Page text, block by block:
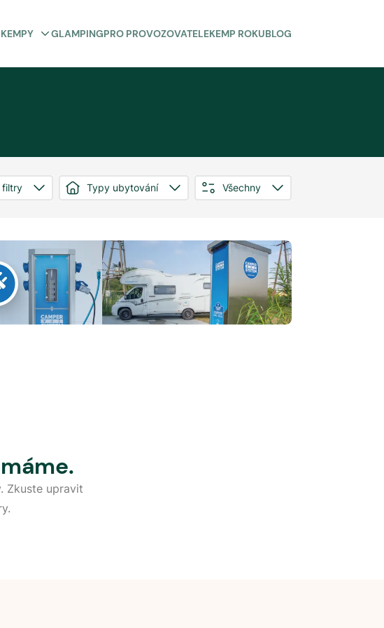
KEMPY GLAMPINGPRO PROVOZOVATELEKEMP ROKUBLOG
filtry Typy ubytování Všechny
Zkuste upravit